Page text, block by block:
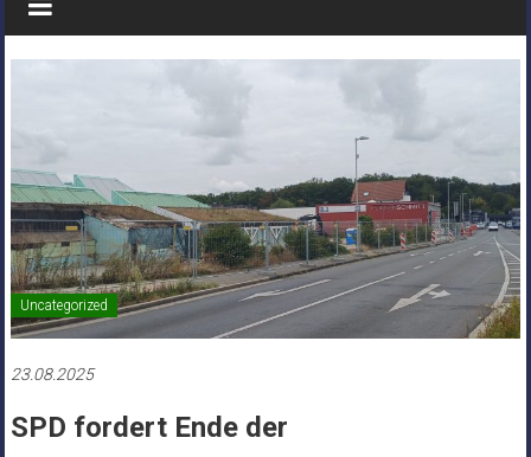
Uncategorized
23.08.2025
SPD fordert Ende der